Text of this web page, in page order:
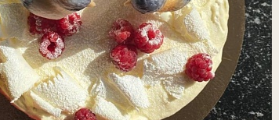
по телефону 8-927-277-55-27